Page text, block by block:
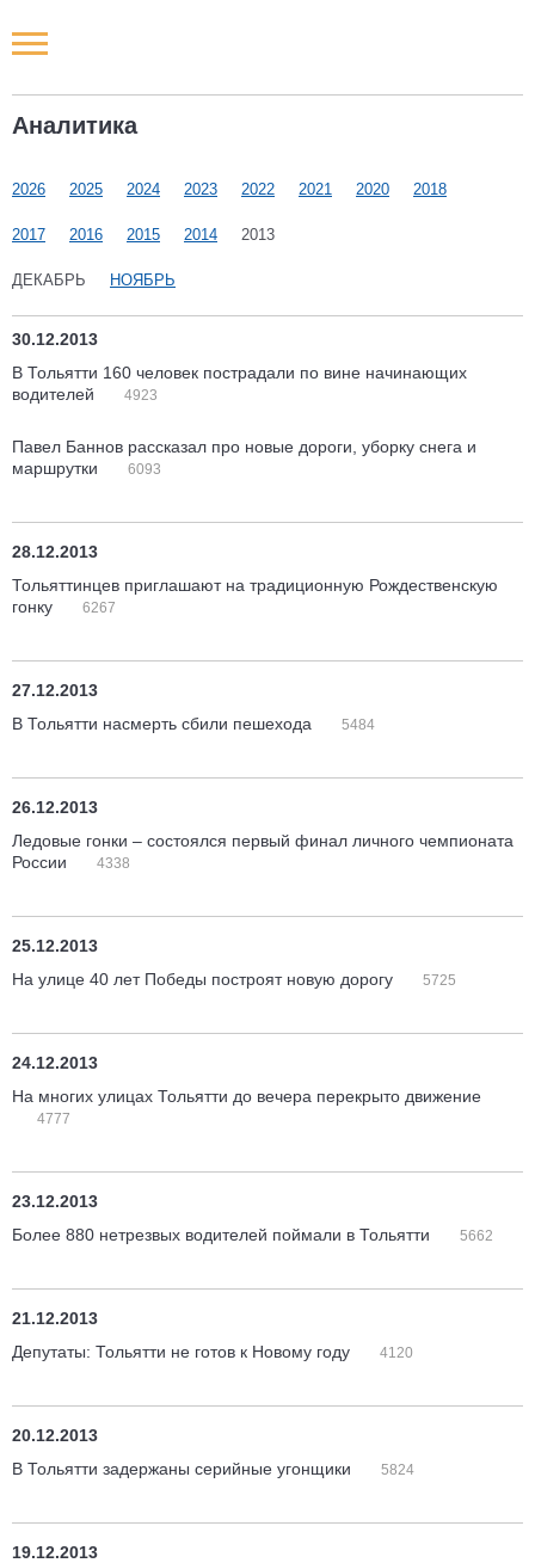
Аналитика
2026 2025 2024 2023 2022 2021 2020 2018
2017 2016 2015 2014 2013
ДЕКАБРЬ НОЯБРЬ
30.12.2013
В Тольятти 160 человек пострадали по вине начинающих
водителей
4923
Павел Баннов рассказал про новые дороги, уборку снега и
маршрутки
6093
28.12.2013
Тольяттинцев приглашают на традиционную Рождественскую
гонку
6267
27.12.2013
В Тольятти насмерть сбили пешехода
5484
26.12.2013
Ледовые гонки – состоялся первый финал личного чемпионата
России
4338
25.12.2013
На улице 40 лет Победы построят новую дорогу
5725
24.12.2013
На многих улицах Тольятти до вечера перекрыто движение
4777
23.12.2013
Более 880 нетрезвых водителей поймали в Тольятти
5662
21.12.2013
Депутаты: Тольятти не готов к Новому году
4120
20.12.2013
В Тольятти задержаны серийные угонщики
5824
19.12.2013
Новости РФ
Наши мероприятия
Статьи